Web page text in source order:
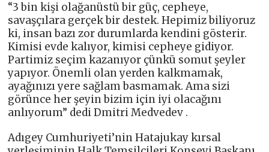
“3 bin kişi olağanüstü bir güç, cepheye,
savaşçılara gerçek bir destek. Hepimiz biliyoruz
ki, insan bazı zor durumlarda kendini gösterir.
Kimisi evde kalıyor, kimisi cepheye gidiyor.
Partimiz seçim kazanıyor çünkü somut şeyler
yapıyor. Önemli olan yerden kalkmamak,
ayağınızı yere sağlam basmamak. Ama sizi
görünce her şeyin bizim için iyi olacağını
anlıyorum” dedi Dmitri Medvedev .
Adıgey Cumhuriyeti’nin Hatajukay kırsal